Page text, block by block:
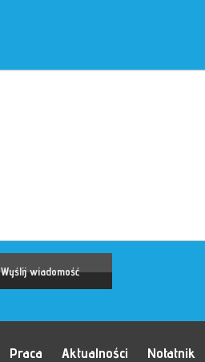
Praca Aktualności Notatnik